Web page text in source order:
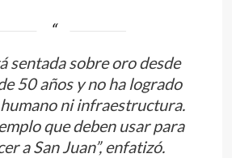
sentada sobre oro desde
50 años y no ha logrado
ni infraestructura.
que deben usar para
a San Juan”, enfatizó.